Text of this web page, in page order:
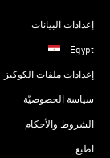
إعدادات البيانات
Egypt
إعدادات ملفات الكوكيز
سياسة الخصوصيّة
الشروط والأحكام
اطبع